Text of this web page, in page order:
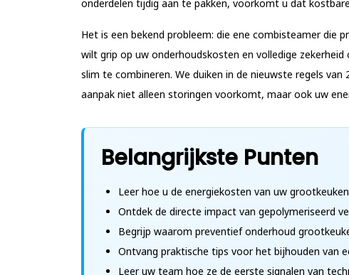
onderdelen tijdig aan te pakken, voorkomt u dat
Het is een bekend probleem: die ene combisteamer die
wilt grip op uw onderhoudskosten en volledige
slim te combineren. We duiken in de nieuwste regels
aanpak niet alleen storingen voorkomt, maar ook uw
Belangrijkste Punten
Leer hoe u de energiekosten van uw
Ontdek de directe impact van gepolymeriseerd
Begrijp waarom preventief onderhoud
Ontvang praktische tips voor het bijhouden van
Leer uw team hoe ze de eerste signalen van